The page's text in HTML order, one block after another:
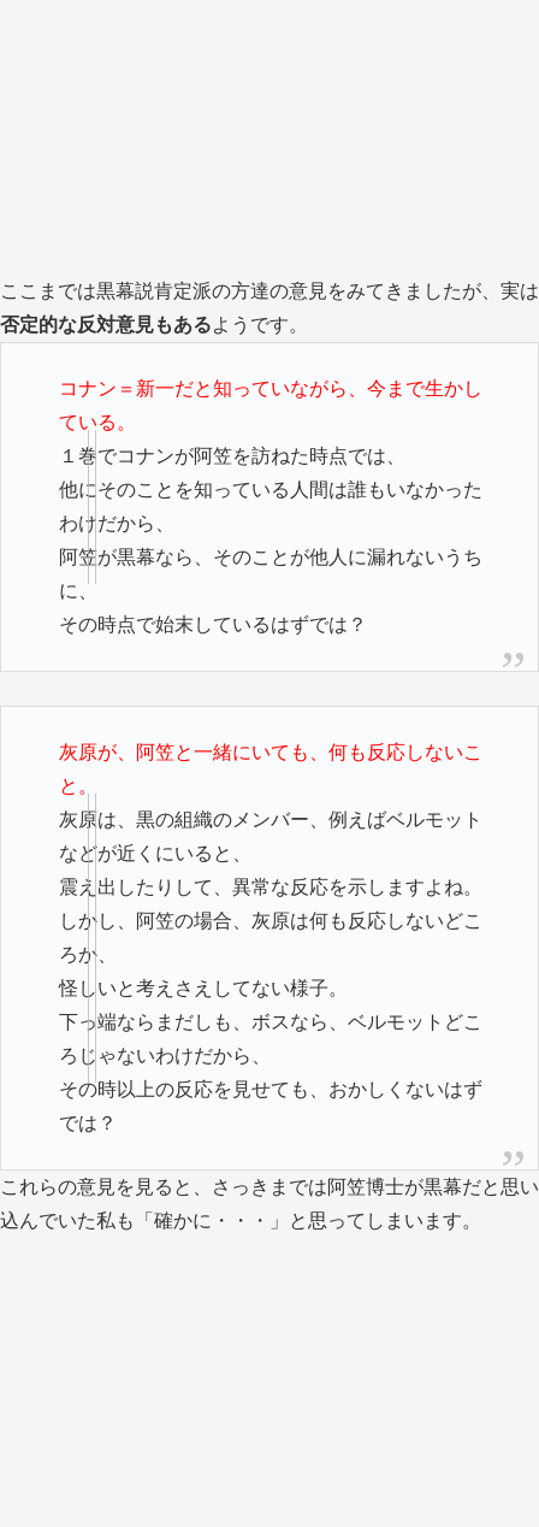
ここまでは黒幕説肯定派の方達の意見をみてきましたが、実は
否定的な反対意見もあるようです。
コナン＝新一だと知っていながら、今まで生かし
ている。
１巻でコナンが阿笠を訪ねた時点では、
他にそのことを知っている人間は誰もいなかった
わけだから、
阿笠が黒幕なら、そのことが他人に漏れないうち
に、
その時点で始末しているはずでは？
灰原が、阿笠と一緒にいても、何も反応しないこ
と。
灰原は、黒の組織のメンバー、例えばベルモット
などが近くにいると、
震え出したりして、異常な反応を示しますよね。
しかし、阿笠の場合、灰原は何も反応しないどこ
ろか、
怪しいと考えさえしてない様子。
下っ端ならまだしも、ボスなら、ベルモットどこ
ろじゃないわけだから、
その時以上の反応を見せても、おかしくないはず
では？
これらの意見を見ると、さっきまでは阿笠博士が黒幕だと思い
込んでいた私も「確かに・・・」と思ってしまいます。